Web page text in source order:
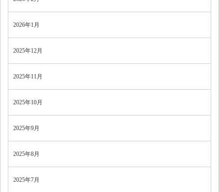
2026年1月
2025年12月
2025年11月
2025年10月
2025年9月
2025年8月
2025年7月